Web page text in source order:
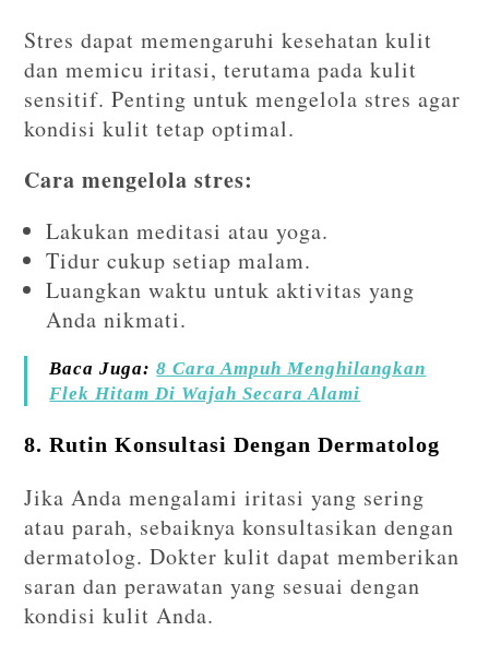
Stres dapat memengaruhi kesehatan kulit
dan memicu iritasi, terutama pada kulit
sensitif. Penting untuk mengelola stres agar
kondisi kulit tetap optimal.
Cara mengelola stres:
Lakukan meditasi atau yoga.
Tidur cukup setiap malam.
Luangkan waktu untuk aktivitas yang
Anda nikmati.
Baca Juga:8 Cara Ampuh Menghilangkan
Flek Hitam Di Wajah Secara Alami
8. Rutin Konsultasi Dengan Dermatolog
Jika Anda mengalami iritasi yang sering
atau parah, sebaiknya konsultasikan dengan
dermatolog. Dokter kulit dapat memberikan
saran dan perawatan yang sesuai dengan
kondisi kulit Anda.